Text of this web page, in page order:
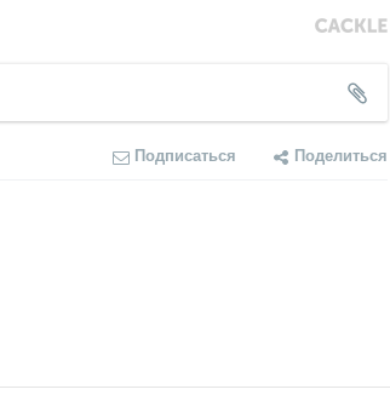
Подписаться Поделиться